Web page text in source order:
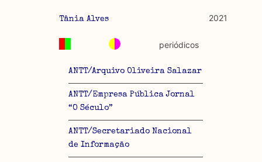
Tânia Alves 2021
ANTT/Arquivo Oliveira Salazar
ANTT/Empresa Pública Jornal
“O Século”
ANTT/Secretariado Nacional
de Informação
periódicos